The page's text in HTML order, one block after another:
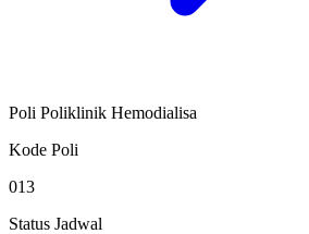
Poli Poliklinik Hemodialisa
Kode Poli
013
Status Jadwal